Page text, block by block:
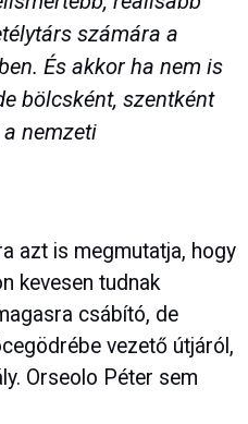
számára a
És akkor ha nem is
bölcsként, szentként
nemzeti
azt is megmutatja, hogy
kevesen tudnak
csábító, de
vezető útjáról,
Orseolo Péter sem